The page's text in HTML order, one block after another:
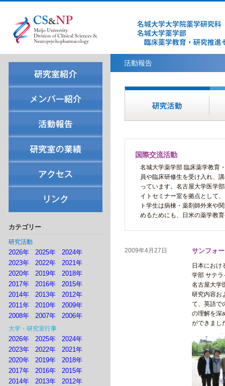
カテゴリー
研究活動
2026年 2025年
2024年
2023年
2022年
2021年
2020年
2019年
2018年
2017年
2016年
2015年
2014年
2013年
2012年
2011年
2010年
2009年
2008年
2007年 2006年
大学・研究室行事
2026年 2025年
2024年
2023年
2022年
2021年
2020年
2019年
2018年
2017年
2016年
2015年
2014年
2013年
2012年
活動報告
国際交流活動
名城大学薬学部 臨床薬学教育
員や臨床研修生を受け入れ、
っています。名古屋大学医学
イトセミナー室を拠点として
ト学生は病棟・薬剤師外来や
めるためにも、日米の薬学教
2009年4月27日 サンフォ
日本におけ
学部 サテ
名古屋大学
研究内容お
て、英語で
の理解を深
ができま